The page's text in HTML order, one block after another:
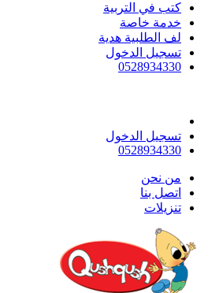
كتب في التربية
خدمة خاصة
لف الطلبية هدية
تسجيل الدخول
0528934330
تسجيل الدخول
0528934330
ﻣﻦ ﻧﺤﻦ
اتصل بنا
تنزيلات